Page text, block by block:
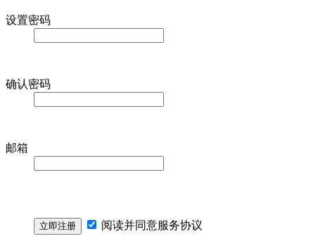
设置密码
确认密码
邮箱
阅读并同意服务协议